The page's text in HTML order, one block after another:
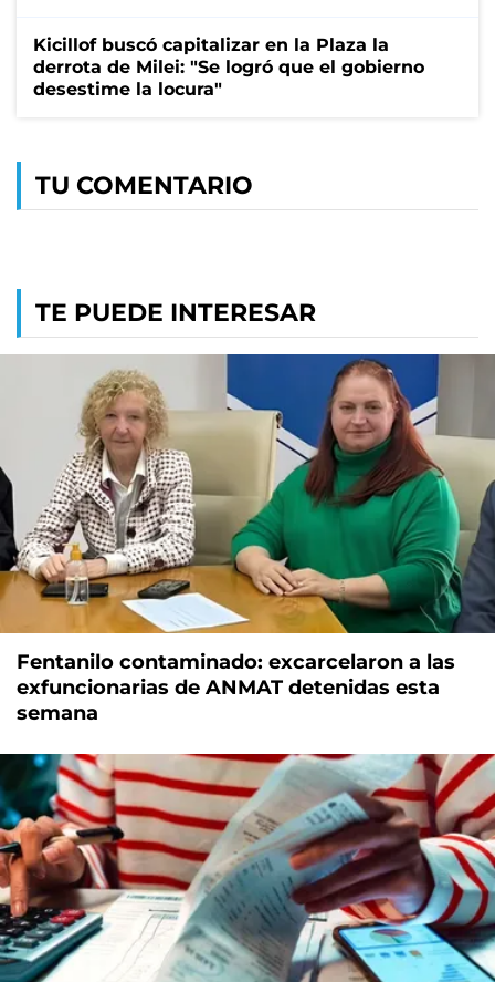
Kicillof buscó capitalizar en la Plaza la
derrota de Milei: "Se logró que el gobierno
desestime la locura"
TU COMENTARIO
TE PUEDE INTERESAR
Fentanilo contaminado: excarcelaron a las
exfuncionarias de ANMAT detenidas esta
semana